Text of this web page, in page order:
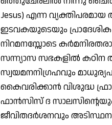
Jesus) എന്ന
ഇടവകയുടെയും
നിറമനസ്സോടെ
സന്ന്യാസ സഭകളില്‍ കഠിന
സ്വയമനനിഗ്രഹവും
കൈവരിക്കാന്‍ വിശുദ്ധ
ഫാന്‍സിസ് ദ
ജീവിതദര്‍ശനവും